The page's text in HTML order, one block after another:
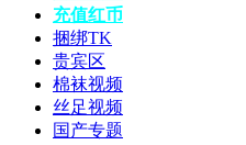
充值红币
捆绑TK
贵宾区
棉袜视频
丝足视频
国产专题